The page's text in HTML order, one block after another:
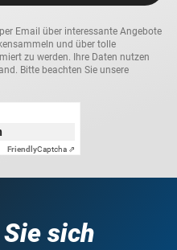
Email über interessante Angebote
und über tolle
zu werden. Ihre Daten nutzen
Bitte beachten Sie unsere
FriendlyCaptcha ⇗
sich